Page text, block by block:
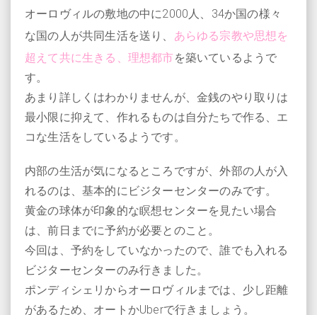
オーロヴィルの敷地の中に2000人、34か国の様々
な国の人が共同生活を送り、 あらゆる宗教や思想を
超えて共に生きる、理想都市を築いているようで
す。
あまり詳しくはわかりませんが、金銭のやり取りは
最小限に抑えて、作れるものは自分たちで作る、エ
コな生活をしているようです。
内部の生活が気になるところですが、外部の人が入
れるのは、基本的にビジターセンターのみです。
黄金の球体が印象的な瞑想センターを見たい場合
は、前日までに予約が必要とのこと。
今回は、予約をしていなかったので、誰でも入れる
ビジターセンターのみ行きました。
ポンディシェリからオーロヴィルまでは、少し距離
があるため、オートかUberで行きましょう。